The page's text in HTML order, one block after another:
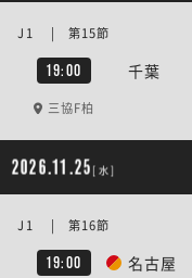
19:00 千葉
J1 | 第15節
三協F柏
2026.11.25 [水]
19:00 名古屋
J1 | 第16節